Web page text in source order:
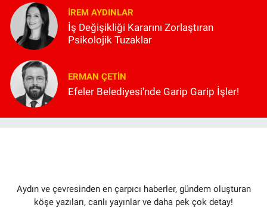
İREM AYDINLAR
İş Değişikliği Kararını Zorlaştıran
Psikolojik Tuzaklar
ERMAN ÇETIN
Efeler Belediyesi'nde Garip Garip İşler!
Aydın ve çevresinden en çarpıcı haberler, gündem oluşturan
köşe yazıları, canlı yayınlar ve daha pek çok detay!